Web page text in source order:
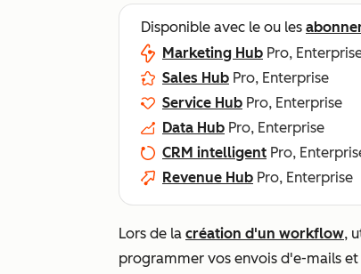
Disponible avec le ou les
Marketing Hub Pro,
Sales Hub Pro, Enterprise
Service Hub Pro, Enterprise
Data Hub Pro, Enterprise
CRM intelligent Pro,
Revenue Hub Pro, Enterprise
Lors de la création d'un workflow,
programmer vos envois d'e-mails